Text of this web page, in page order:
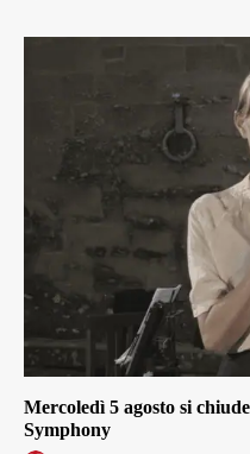
Mercoledì 5 agosto si
Symphony